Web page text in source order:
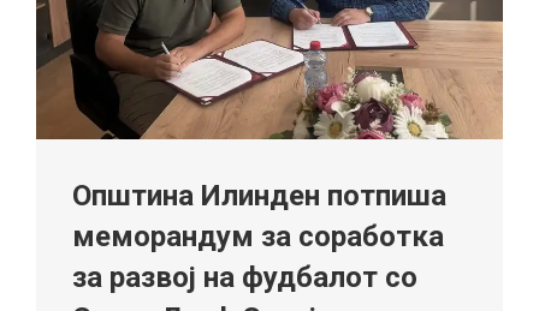
Општина Илинден потпиша
меморандум за соработка
за развој на фудбалот со